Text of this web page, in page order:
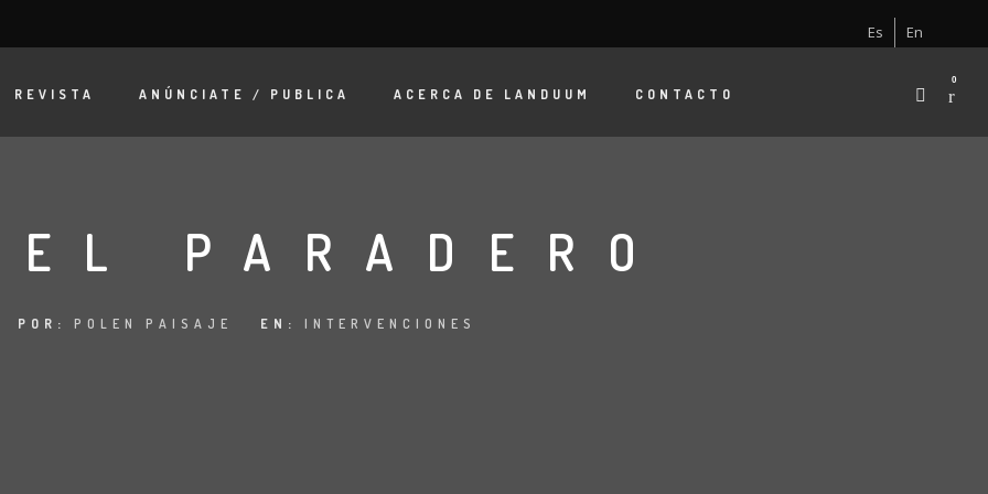
Es En
REVISTA ANÚNCIATE / PUBLICA ACERCA DE LANDUUM CONTACTO
0
PARADERO
POR: POLEN PAISAJE EN: INTERVENCIONES